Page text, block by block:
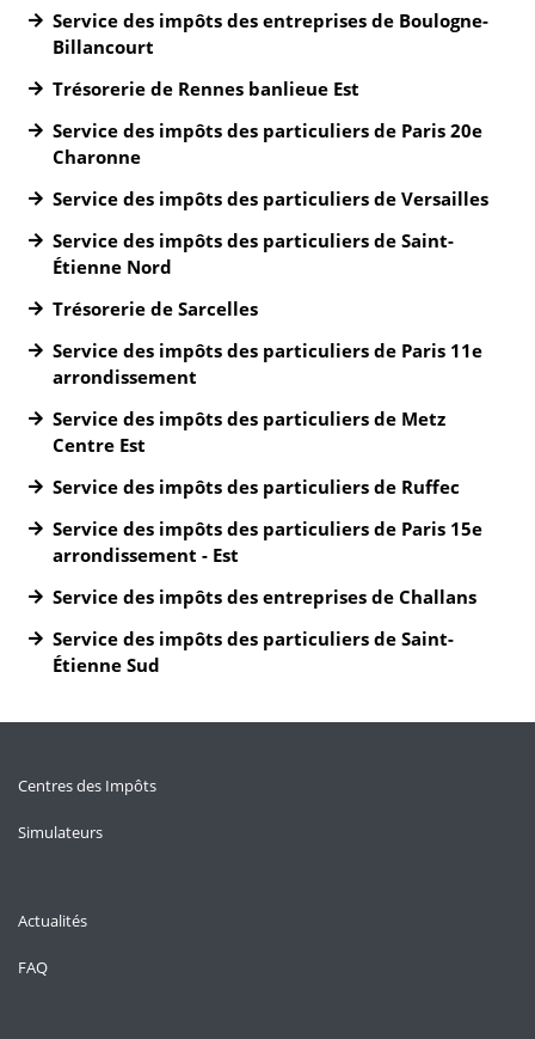
Service des impôts des entreprises de Boulogne-
Billancourt
Trésorerie de Rennes banlieue Est
Service des impôts des particuliers de Paris 20e
Charonne
Service des impôts des particuliers de Versailles
Service des impôts des particuliers de Saint-
Étienne Nord
Trésorerie de Sarcelles
Service des impôts des particuliers de Paris 11e
arrondissement
Service des impôts des particuliers de Metz
Centre Est
Service des impôts des particuliers de Ruffec
Service des impôts des particuliers de Paris 15e
arrondissement - Est
Service des impôts des entreprises de Challans
Service des impôts des particuliers de Saint-
Étienne Sud
Centres des Impôts
Simulateurs
Actualités
FAQ